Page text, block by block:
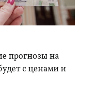
прогнозы на
с ценами и